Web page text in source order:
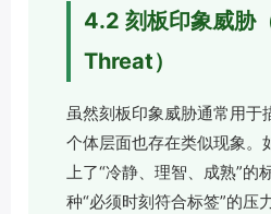
4.2 刻板印象威胁
Threat）
虽然刻板印象威胁通常用于
个体层面也存在类似现象。
上了“冷静、理智、成熟”的
种“必须时刻符合标签”的压